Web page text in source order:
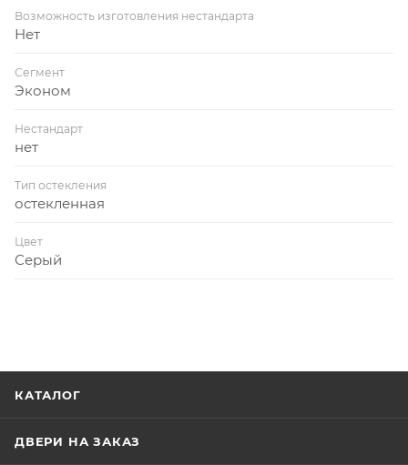
Возможность изготовления нестандарта
Нет
Сегмент
Эконом
Нестандарт
нет
Тип остекления
остекленная
Цвет
Серый
КАТАЛОГ
ДВЕРИ НА ЗАКАЗ